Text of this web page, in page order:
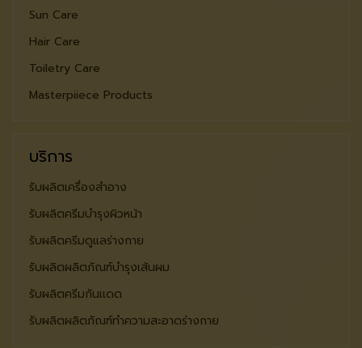
Sun Care
Hair Care
Toiletry Care
Masterpiiece Products
บริการ
รับผลิตเครื่องสำอาง
รับผลิตครีมบำรุงผิวหน้า
รับผลิตครีมดูแลร่างกาย
รับผลิตผลิตภัณฑ์บำรุงเส้นผม
รับผลิตครีมกันแดด
รับผลิตผลิตภัณฑ์ทำความสะอาดร่างกาย